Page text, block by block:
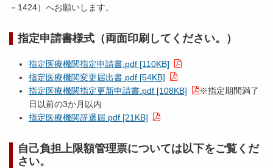
－1424）へお願いします。
指定申請書様式（両面印刷してください。）
指定医療機関指定申請書.pdf [110KB]
指定医療機関変更届出書.pdf [54KB]
指定医療機関指定更新申請書.pdf [108KB]
※指定期間満了
日以前の3か月以内
指定医療機関辞退届.pdf [21KB]
自己負担上限額管理票については以下をご覧くだ
さい。